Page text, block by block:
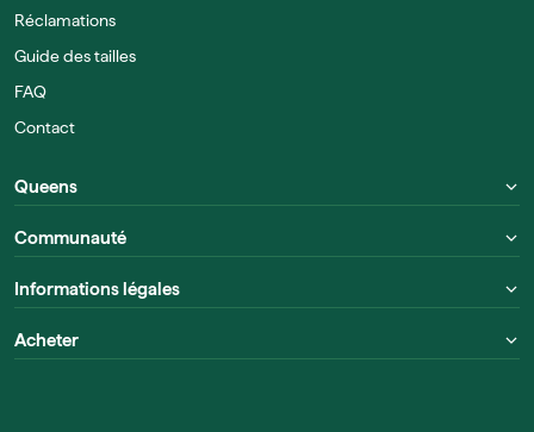
Réclamations
Guide des tailles
FAQ
Contact
Queens
Communauté
Informations légales
Acheter